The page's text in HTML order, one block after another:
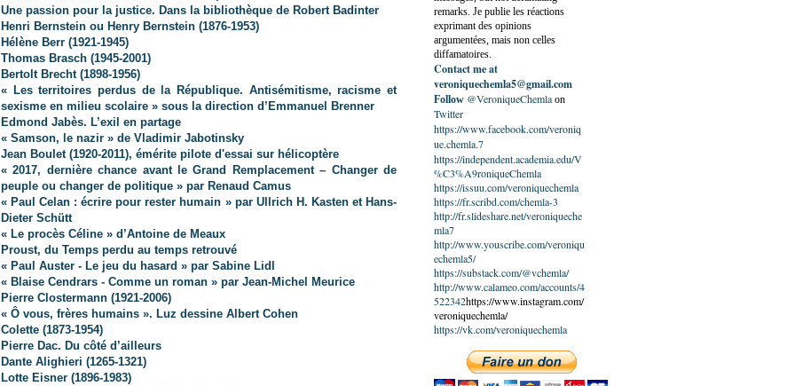
Une passion pour la justice. Dans la bibliothèque de Robert Badinter
Henri Bernstein ou Henry Bernstein (1876-1953)
Hélène Berr (1921-1945)
Thomas Brasch (1945-2001)
Bertolt Brecht (1898-1956)
« Les territoires perdus de la République. Antisémitisme, racisme et
sexisme en milieu scolaire » sous la direction d’Emmanuel Brenner
Edmond Jabès. L’exil en partage
« Samson, le nazir » de Vladimir Jabotinsky
Jean Boulet (1920-2011), émérite pilote d'essai sur hélicoptère
« 2017, dernière chance avant le Grand Remplacement – Changer de
peuple ou changer de politique » par Renaud Camus
« Paul Celan : écrire pour rester humain » par Ullrich H. Kasten et Hans-
Dieter Schütt
« Le procès Céline » d’Antoine de Meaux
Proust, du Temps perdu au temps retrouvé
« Paul Auster - Le jeu du hasard » par Sabine Lidl
« Blaise Cendrars - Comme un roman » par Jean-Michel Meurice
Pierre Clostermann (1921-2006)
« Ô vous, frères humains ». Luz dessine Albert Cohen
Colette (1873-1954)
Pierre Dac. Du côté d’ailleurs
Dante Alighieri (1265-1321)
Lotte Eisner (1896-1983)
remarks. Je publie les réactions
exprimant des opinions
argumentées, mais non celles
diffamatoires.
Contact me at
veroniquechemla5@gmail.com
Follow @VeroniqueChemlaon
Twitter
https://www.facebook.com/veroniq
ue.chemla.7
https://independent.academia.edu/V
%C3%A9roniqueChemla
https://issuu.com/veroniquechemla
https://fr.scribd.com/chemla-3
http://fr.slideshare.net/veroniqueche
mla7
http://www.youscribe.com/veroniqu
echemla5/
https://substack.com/@vchemla/
http://www.calameo.com/accounts/4
522342https://www.instagram.com/
veroniquechemla/
https://vk.com/veroniquechemla